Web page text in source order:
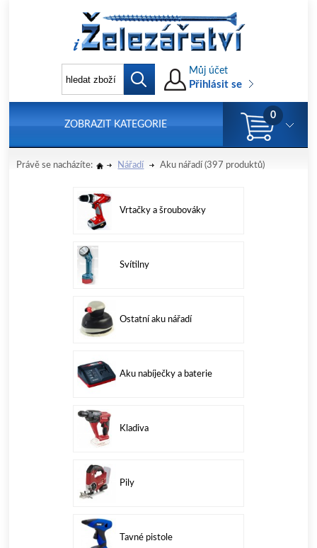
Můj účet
Přihlásit se
ZOBRAZIT KATEGORIE
0
Právě se nacházíte: Nářadí Aku nářadí (397 produktů)
Vrtačky a šroubováky
Svítilny
Ostatní aku nářadí
Aku nabíječky a baterie
Kladiva
Pily
Tavné pistole